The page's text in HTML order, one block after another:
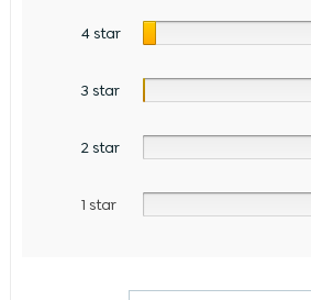
4 star
3 star
2 star
1 star